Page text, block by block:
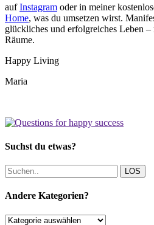
aufInstagram oder in meiner
Home, was du umsetzen wirst.
glückliches und erfolgreiches Leben
Räume.
Happy Living
Maria
Suchst du etwas?
LOS
Andere Kategorien?
Andere